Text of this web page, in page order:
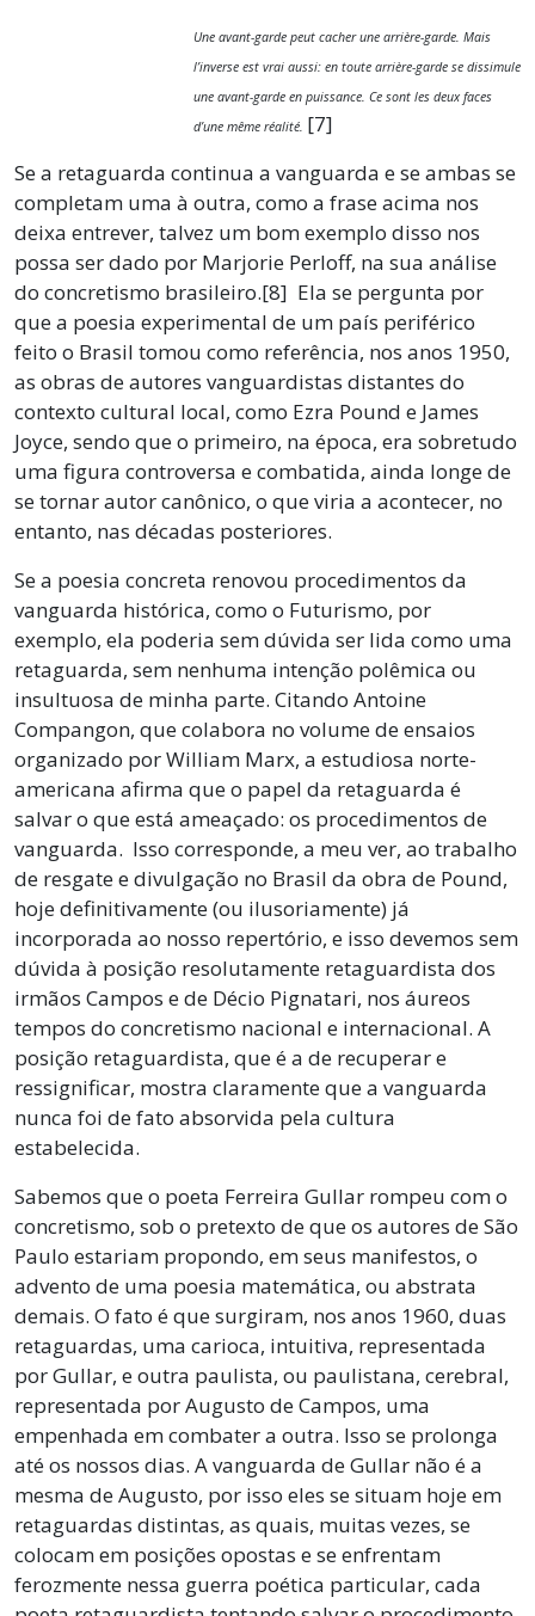
Une avant-garde peut cacher une arrière-garde. Mais
l’inverse est vrai aussi: en toute arrière-garde se dissimule
une avant-garde en puissance. Ce sont les deux faces
d’une même réalité. [7]
Se a retaguarda continua a vanguarda e se ambas se
completam uma à outra, como a frase acima nos
deixa entrever, talvez um bom exemplo disso nos
possa ser dado por Marjorie Perloff, na sua análise
do concretismo brasileiro.[8] Ela se pergunta por
que a poesia experimental de um país periférico
feito o Brasil tomou como referência, nos anos 1950,
as obras de autores vanguardistas distantes do
contexto cultural local, como Ezra Pound e James
Joyce, sendo que o primeiro, na época, era sobretudo
uma figura controversa e combatida, ainda longe de
se tornar autor canônico, o que viria a acontecer, no
entanto, nas décadas posteriores.
Se a poesia concreta renovou procedimentos da
vanguarda histórica, como o Futurismo, por
exemplo, ela poderia sem dúvida ser lida como uma
retaguarda, sem nenhuma intenção polêmica ou
insultuosa de minha parte. Citando Antoine
Compangon, que colabora no volume de ensaios
organizado por William Marx, a estudiosa norte-
americana afirma que o papel da retaguarda é
salvar o que está ameaçado: os procedimentos de
vanguarda. Isso corresponde, a meu ver, ao trabalho
de resgate e divulgação no Brasil da obra de Pound,
hoje definitivamente (ou ilusoriamente) já
incorporada ao nosso repertório, e isso devemos sem
dúvida à posição resolutamente retaguardista dos
irmãos Campos e de Décio Pignatari, nos áureos
tempos do concretismo nacional e internacional. A
posição retaguardista, que é a de recuperar e
ressignificar, mostra claramente que a vanguarda
nunca foi de fato absorvida pela cultura
estabelecida.
Sabemos que o poeta Ferreira Gullar rompeu com o
concretismo, sob o pretexto de que os autores de São
Paulo estariam propondo, em seus manifestos, o
advento de uma poesia matemática, ou abstrata
demais. O fato é que surgiram, nos anos 1960, duas
retaguardas, uma carioca, intuitiva, representada
por Gullar, e outra paulista, ou paulistana, cerebral,
representada por Augusto de Campos, uma
empenhada em combater a outra. Isso se prolonga
até os nossos dias. A vanguarda de Gullar não é a
mesma de Augusto, por isso eles se situam hoje em
retaguardas distintas, as quais, muitas vezes, se
colocam em posições opostas e se enfrentam
ferozmente nessa guerra poética particular, cada